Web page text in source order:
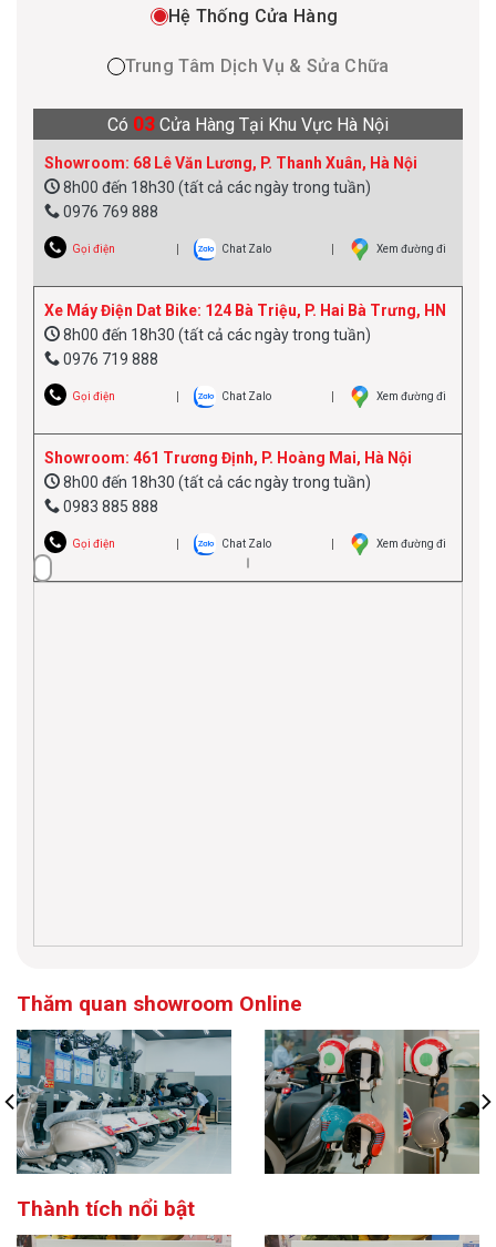
Topbox Vespa Sprint Officina 8 (CM341426)
Windbreaker jacketchống nước, chất liệu kỹ thuật, có
khóa zip, hốc để áo mưa/capuchon pack‑away, lót lưới
thoáng khí, kiểu dáng workwear đơn giản mà cá tính
Hệ Thống Cửa Hàng
Trung Tâm Dịch Vụ & Sửa Chữa
Có 03 Cửa Hàng Tại Khu Vực Hà Nội
Showroom: 68 Lê Văn Lương, P. Thanh Xuân, Hà Nội
8h00 đến 18h30 (tất cả các ngày trong tuần)
0976 769 888
Gọi điện Chat Zalo Xem đường đi
Xe Máy Điện Dat Bike: 124 Bà Triệu, P. Hai Bà Trưng, HN
8h00 đến 18h30 (tất cả các ngày trong tuần)
0976 719 888
Gọi điện Chat Zalo Xem đường đi
Showroom: 461 Trương Định, P. Hoàng Mai, Hà Nội
8h00 đến 18h30 (tất cả các ngày trong tuần)
0983 885 888
Gọi điện Chat Zalo Xem đường đi
Thăm quan showroom Online
Thành tích nổi bật